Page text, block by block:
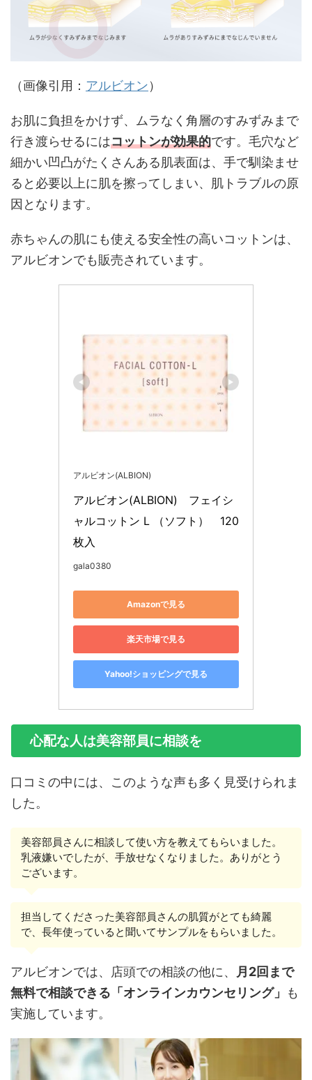
（画像引用： アルビオン）
お肌に負担をかけず、ムラなく角層のすみずみまで
行き渡らせるにはコットンが効果的です。毛穴など
細かい凹凸がたくさんある肌表面は、手で馴染ませ
ると必要以上に肌を擦ってしまい、肌トラブルの原
因となります。
赤ちゃんの肌にも使える安全性の高いコットンは、
アルビオンでも販売されています。
アルビオン(ALBION)
アルビオン(ALBION)　フェイシ
ャルコットン L （ソフト）　120
枚入
gala0380
Amazonで見る
楽天市場で見る
Yahoo!ショッピングで見る
心配な人は美容部員に相談を
口コミの中には、このような声も多く見受けられま
した。
美容部員さんに相談して使い方を教えてもらいました。
乳液嫌いでしたが、手放せなくなりました。ありがとう
ございます。
担当してくださった美容部員さんの肌質がとても綺麗
で、長年使っていると聞いてサンプルをもらいました。
アルビオンでは、店頭での相談の他に、
月2回まで
無料で相談できる「オンラインカウンセリング」
も
実施しています。